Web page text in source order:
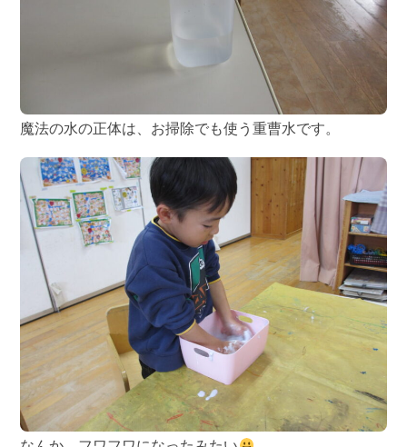
魔法の水の正体は、お掃除でも使う重曹水です。